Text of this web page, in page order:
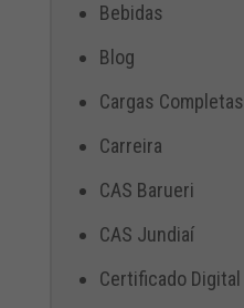
Bebidas
Blog
Cargas Completas
Carreira
CAS Barueri
CAS Jundiaí
Certificado Digital